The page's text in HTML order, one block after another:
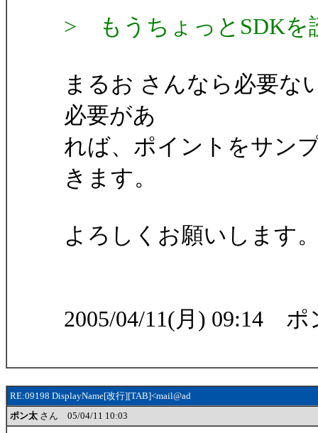
> もうちょっとSDKを
まるお さんなら必要な
必要があ
れば、ポイントをサン
きます。
よろしくお願いします
2005/04/11(月) 09:14 ポ
RE:09198 DisplayName[改行][TAB]<mail@ad
ポン太 さん 05/04/11 10:03